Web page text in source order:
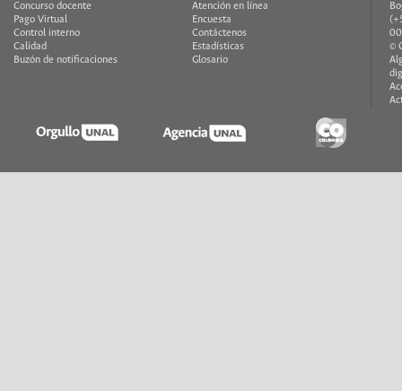
Concurso docente
Pago Virtual
Control interno
Calidad
Buzón de notificaciones
Atención en línea
Encuesta
Contáctenos
Estadísticas
Glosario
©